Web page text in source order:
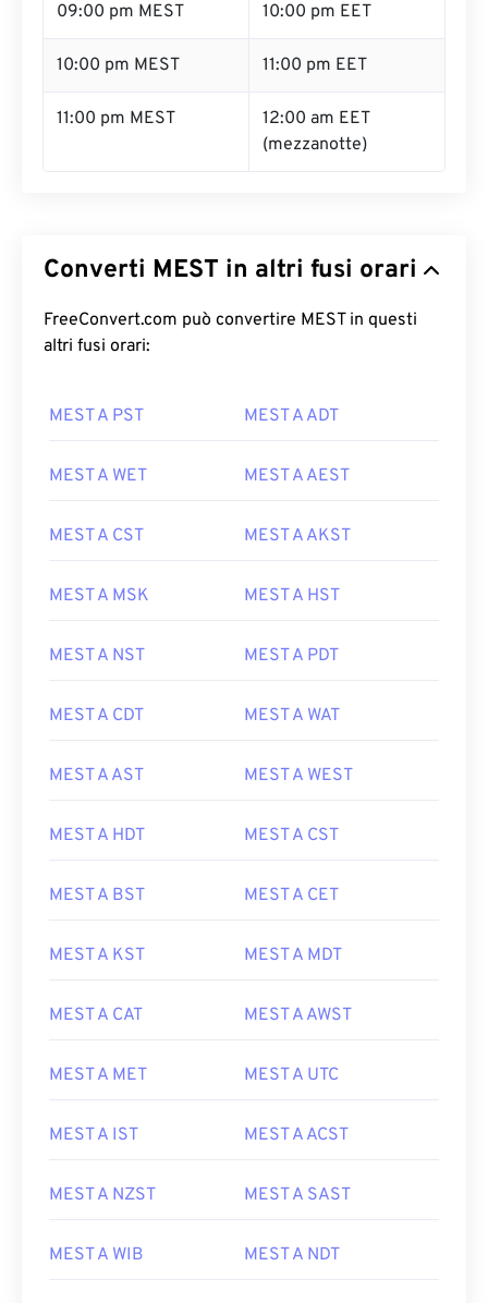
09:00 pm MEST 10:00 pm EET
10:00 pm MEST 11:00 pm EET
11:00 pm MEST
12:00 am EET
(mezzanotte)
Converti MEST in altri fusi orari
FreeConvert.com può convertire MEST in questi
altri fusi orari:
MEST A PST MEST A ADT
MEST A WET MEST A AEST
MEST A CST MEST A AKST
MEST A MSK MEST A HST
MEST A NST MEST A PDT
MEST A CDT MEST A WAT
MEST A AST MEST A WEST
MEST A HDT MEST A CST
MEST A BST MEST A CET
MEST A KST MEST A MDT
MEST A CAT MEST A AWST
MEST A MET MEST A UTC
MEST A IST MEST A ACST
MEST A NZST MEST A SAST
MEST A WIB MEST A NDT